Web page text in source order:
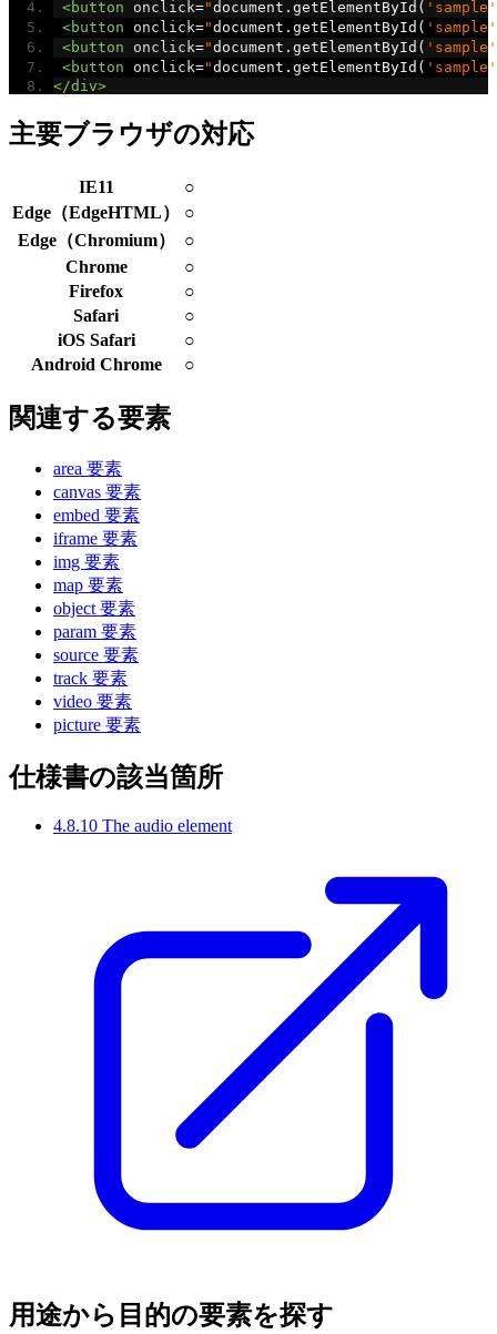
<button onclick="document . getElementById ( 'sample'
<button
onclick="document . getElementById ( 'sample'
<button
onclick="document . getElementById ( 'sample'
<button
onclick="document . getElementById ( 'sample'
</div>
主要ブラウザの対応
IE11
○
Edge（EdgeHTML）
○
Edge（Chromium）
○
Chrome
○
Firefox
○
Safari
○
iOS Safari
○
Android Chrome
○
関連する要素
area 要素
canvas 要素
embed 要素
iframe 要素
img 要素
map 要素
object 要素
param 要素
source 要素
track 要素
video 要素
picture 要素
仕様書の該当箇所
4.8.10 The audio element
用途から目的の要素を探す